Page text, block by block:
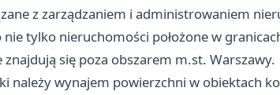
z zarządzaniem i administrowaniem
tylko nieruchomości położone w
się poza obszarem m.st. Warszawy.
należy wynajem powierzchni w obiektach